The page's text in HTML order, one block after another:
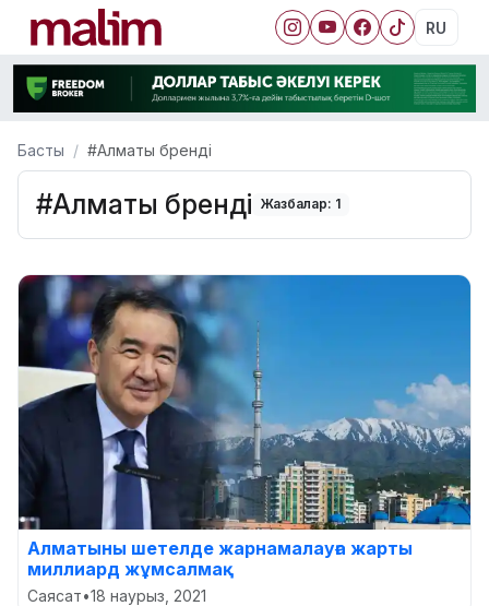
RU
Басты #Алматы бренді
#Алматы бренді Жазбалар: 1
Алматыны шетелде жарнамалауға жарты
миллиард жұмсалмақ
Саясат•18 наурыз, 2021